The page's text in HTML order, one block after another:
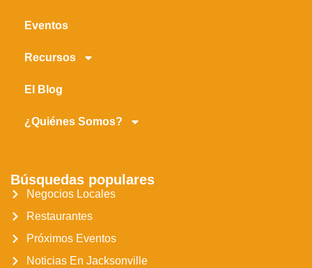
Eventos
Recursos
El Blog
¿Quiénes Somos?
Búsquedas populares
Negocios Locales
Restaurantes
Próximos Eventos
Noticias En Jacksonville